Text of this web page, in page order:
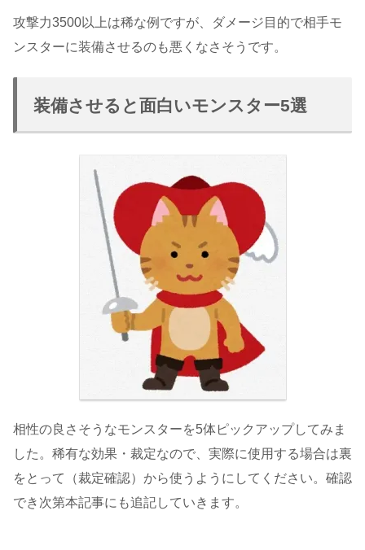
攻撃力3500以上は稀な例ですが、ダメージ目的で相手モ
ンスターに装備させるのも悪くなさそうです。
装備させると面白いモンスター5選
相性の良さそうなモンスターを5体ピックアップしてみま
した。稀有な効果・裁定なので、実際に使用する場合は裏
をとって（裁定確認）から使うようにしてください。確認
でき次第本記事にも追記していきます。